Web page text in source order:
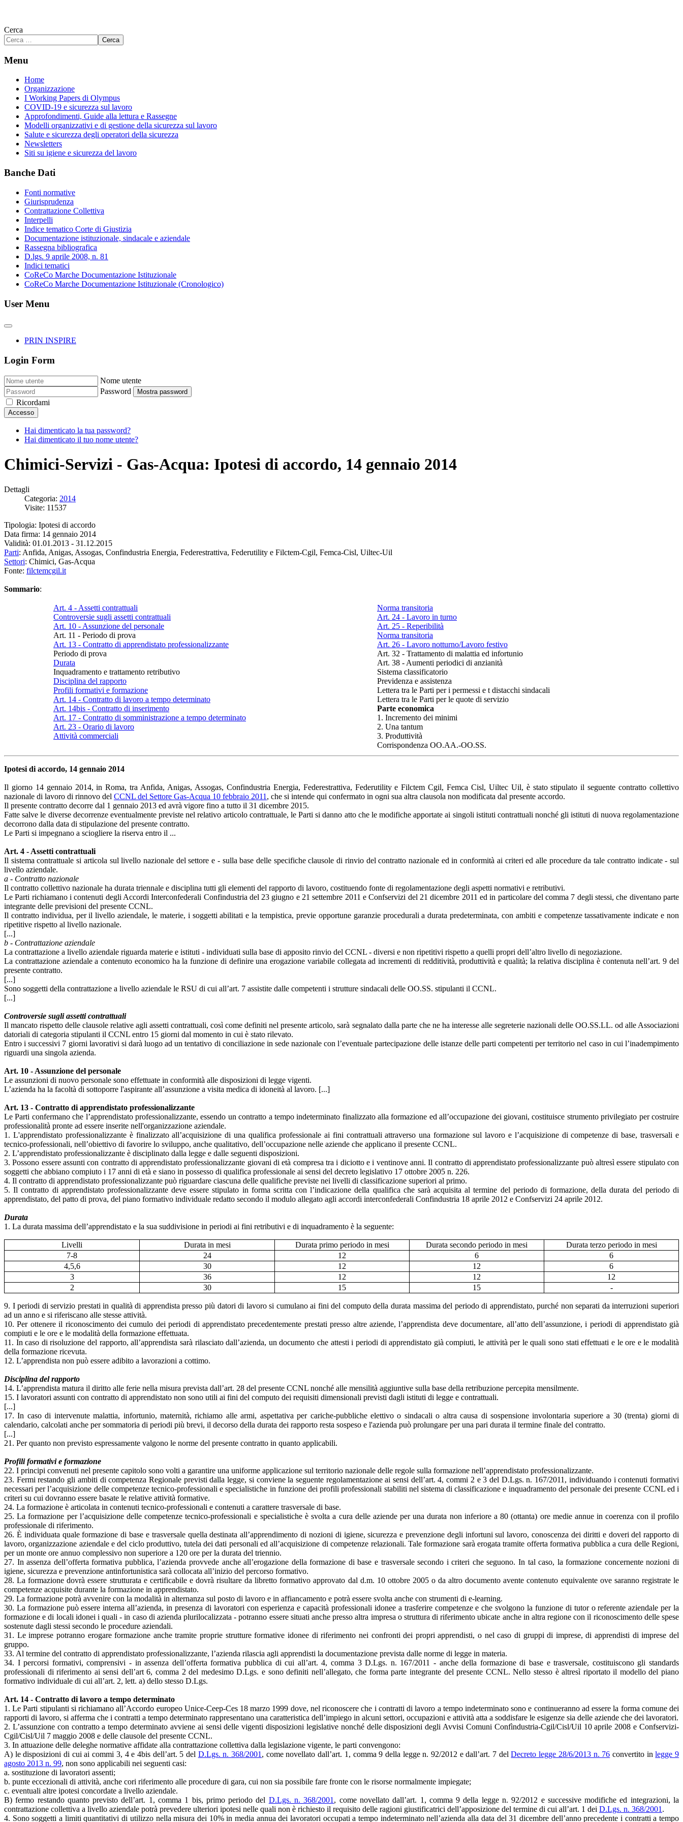
Cerca
Cerca
Menu
Home
Organizzazione
I Working Papers di Olympus
COVID-19 e sicurezza sul lavoro
Approfondimenti, Guide alla lettura e Rassegne
Modelli organizzativi e di gestione della sicurezza sul lavoro
Salute e sicurezza degli operatori della sicurezza
Newsletters
Siti su igiene e sicurezza del lavoro
Banche Dati
Fonti normative
Giurisprudenza
Contrattazione Collettiva
Interpelli
Indice tematico Corte di Giustizia
Documentazione istituzionale, sindacale e aziendale
Rassegna bibliografica
D.lgs. 9 aprile 2008, n. 81
Indici tematici
CoReCo Marche Documentazione Istituzionale
CoReCo Marche Documentazione Istituzionale (Cronologico)
User Menu
PRIN INSPIRE
Login Form
Nome utente
Password
Mostra password
Ricordami
Accesso
Hai dimenticato la tua password?
Hai dimenticato il tuo nome utente?
Chimici-Servizi - Gas-Acqua: Ipotesi di accordo, 14 gennaio 2014
Dettagli
Categoria: 2014
Visite: 11537
Tipologia: Ipotesi di accordo
Data firma: 14 gennaio 2014
Validità: 01.01.2013 - 31.12.2015
Parti: Anfida, Anigas, Assogas, Confindustria Energia, Federestrattiva, Federutility e Filctem-Cgil, Femca-Cisl, Uiltec-Uil
Settori: Chimici, Gas-Acqua
Fonte: filctemcgil.it
Sommario:
Art. 4 - Assetti contrattuali
Controversie sugli assetti contrattuali
Art. 10 - Assunzione del personale
Art. 11 - Periodo di prova
Art. 13 - Contratto di apprendistato professionalizzante
Periodo di prova
Durata
Inquadramento e trattamento retributivo
Disciplina del rapporto
Profili formativi e formazione
Art. 14 - Contratto di lavoro a tempo determinato
Art. 14bis - Contratto di inserimento
Art. 17 - Contratto di somministrazione a tempo determinato
Art. 23 - Orario di lavoro
Attività commerciali
Norma transitoria
Art. 24 - Lavoro in turno
Art. 25 - Reperibilità
Norma transitoria
Art. 26 - Lavoro notturno/Lavoro festivo
Art. 32 - Trattamento di malattia ed infortunio
Art. 38 - Aumenti periodici di anzianità
Sistema classificatorio
Previdenza e assistenza
Lettera tra le Parti per i permessi e t distacchi sindacali
Lettera tra le Parti per le quote di servizio
Parte economica
1. Incremento dei minimi
2. Una tantum
3. Produttività
Corrispondenza OO.AA.-OO.SS.
Ipotesi di accordo, 14 gennaio 2014
Il giorno 14 gennaio 2014, in Roma, tra Anfida, Anigas, Assogas, Confindustria Energia, Federestrattiva, Federutility e Filctem Cgil, Femca Cisl, Uiltec Uil, è stato stipulato il seguentecontratto collettivo
nazionale di lavoro di rinnovo del CCNL del Settore Gas-Acqua 10 febbraio 2011 , che si intende qui confermato in ogni sua altra clausola non modificata dal presente accordo.
Il presente contratto decorre dal 1 gennaio 2013 ed avrà vigore fino a tutto il 31 dicembre 2015.
Fatte salve le diverse decorrenze eventualmente previste nel relativo articolo contrattuale, le Parti si danno atto che le modifiche apportate ai singoli istituti contrattuali nonché gli istituti di nuova regolamentazione
decorrono dalla data di stipulazione del presente contratto.
Le Parti si impegnano a sciogliere la riserva entro il ...
Art. 4 - Assetti contrattuali
Il sistema contrattuale si articola sul livello nazionale del settore e - sulla base delle specifiche clausole di rinvio del contratto nazionale ed in conformità ai criteri ed alle procedure da tale contratto indicate - sul
livello aziendale.
a - Contratto nazionale
Il contratto collettivo nazionale ha durata triennale e disciplina tutti gli elementi del rapporto di lavoro, costituendo fonte di regolamentazione degli aspetti normativi e retributivi.
Le Parti richiamano i contenuti degli Accordi Interconfederali Confindustria del 23 giugno e 21 settembre 2011 e Confservizi del 21 dicembre 2011 ed in particolare del comma 7 degli stessi, che diventano parte
integrante delle previsioni del presente CCNL.
Il contratto individua, per il livello aziendale, le materie, i soggetti abilitati e la tempistica, previe opportune garanzie procedurali a durata predeterminata, con ambiti e competenze tassativamente indicate e non
ripetitive rispetto al livello nazionale.
[...]
b - Contrattazione aziendale
La contrattazione a livello aziendale riguarda materie e istituti - individuati sulla base di apposito rinvio del CCNL - diversi e non ripetitivi rispetto a quelli propri dell’altro livello di negoziazione.
La contrattazione aziendale a contenuto economico ha la funzione di definire una erogazione variabile collegata ad incrementi di redditività, produttività e qualità; la relativa disciplina è contenuta nell’art. 9 del
presente contratto.
[...]
Sono soggetti della contrattazione a livello aziendale le RSU di cui all’art. 7 assistite dalle competenti i strutture sindacali delle OO.SS. stipulanti il CCNL.
[...]
Controversie sugli assetti contrattuali
Il mancato rispetto delle clausole relative agli assetti contrattuali, così come definiti nel presente articolo, sarà segnalato dalla parte che ne ha interesse alle segreterie nazionali delle OO.SS.LL. od alle Associazioni
datoriali di categoria stipulanti il CCNL entro 15 giorni dal momento in cui è stato rilevato.
Entro i successivi 7 giorni lavorativi si darà luogo ad un tentativo di conciliazione in sede nazionale con l’eventuale partecipazione delle istanze delle parti competenti per territorio nel caso in cui l’inadempimento
riguardi una singola azienda.
Art. 10 - Assunzione del personale
Le assunzioni di nuovo personale sono effettuate in conformità alle disposizioni di legge vigenti.
L’azienda ha la facoltà di sottoporre l'aspirante all’assunzione a visita medica di idoneità al lavoro. [...]
Art. 13 - Contratto di apprendistato professionalizzante
Le Parti confermano che l’apprendistato professionalizzante, essendo un contratto a tempo indeterminato finalizzato alla formazione ed all’occupazione dei giovani, costituisce strumento privilegiato per costruire
professionalità pronte ad essere inserite nell'organizzazione aziendale.
1. L'apprendistato professionalizzante è finalizzato all’acquisizione di una qualifica professionale ai fini contrattuali attraverso una formazione sul lavoro e l’acquisizione di competenze di base, trasversali e
tecnico-professionali, nell’obiettivo di favorire lo sviluppo, anche qualitativo, dell’occupazione nelle aziende che applicano il presente CCNL.
2. L’apprendistato professionalizzante è disciplinato dalla legge e dalle seguenti disposizioni.
3. Possono essere assunti con contratto di apprendistato professionalizzante giovani di età compresa tra i diciotto e i ventinove anni. Il contratto di apprendistato professionalizzante può altresì essere stipulato con
soggetti che abbiano compiuto i 17 anni di età e siano in possesso di qualifica professionale ai sensi del decreto legislativo 17 ottobre 2005 n. 226.
4. Il contratto di apprendistato professionalizzante può riguardare ciascuna delle qualifiche previste nei livelli di classificazione superiori al primo.
5. Il contratto di apprendistato professionalizzante deve essere stipulato in forma scritta con l’indicazione della qualifica che sarà acquisita al termine del periodo di formazione, della durata del periodo di
apprendistato, del patto di prova, del piano formativo individuale redatto secondo il modulo allegato agli accordi interconfederali Confindustria 18 aprile 2012 e Confservizi 24 aprile 2012.
Durata
1. La durata massima dell’apprendistato e la sua suddivisione in periodi ai fini retributivi e di inquadramento è la seguente:
Livelli Durata in mesi Durata primo periodo in mesi Durata secondo periodo in mesi
Durata terzo periodo in mesi
7-8
24 12 6
6
4,5,6
30 12 12
6
3
36 12 12
12
2
30 15 15 -
9. I periodi di servizio prestati in qualità di apprendista presso più datori di lavoro si cumulano ai fini del computo della durata massima del periodo di apprendistato, purché non separati da interruzioni superiori
ad un anno e si riferiscano alle stesse attività.
10. Per ottenere il riconoscimento dei cumulo dei periodi di apprendistato precedentemente prestati presso altre aziende, l’apprendista deve documentare, all’atto dell’assunzione, i periodi di apprendistato già
compiuti e le ore e le modalità della formazione effettuata.
11. In caso di risoluzione del rapporto, all’apprendista sarà rilasciato dall’azienda, un documento che attesti i periodi di apprendistato già compiuti, le attività per le quali sono stati effettuati e le ore e le modalità
della formazione ricevuta.
12. L’apprendista non può essere adibito a lavorazioni a cottimo.
Disciplina del rapporto
14. L’apprendista matura il diritto alle ferie nella misura prevista dall’art. 28 del presente CCNL nonché alle mensilità aggiuntive sulla base della retribuzione percepita mensilmente.
15. I lavoratori assunti con contratto di apprendistato non sono utili ai fini del computo dei requisiti dimensionali previsti dagli istituti di legge e contrattuali.
[...]
17. In caso di intervenute malattia, infortunio, maternità, richiamo alle armi, aspettativa per cariche-pubbliche elettivo o sindacali o altra causa di sospensione involontaria superiore a 30 (trenta) giorni di
calendario, calcolati anche per sommatoria di periodi più brevi, il decorso della durata dei rapporto resta sospeso e l'azienda può prolungare per una pari durata il termine finale del contratto.
[...]
21. Per quanto non previsto espressamente valgono le norme del presente contratto in quanto applicabili.
Profili formativi e formazione
22. I principi convenuti nel presente capitolo sono volti a garantire una uniforme applicazione sul territorio nazionale delle regole sulla formazione nell’apprendistato professionalizzante.
23. Fermi restando gli ambiti di competenza Regionale previsti dalla legge, si conviene la seguente regolamentazione ai sensi dell’art. 4, commi 2 e 3 del D.Lgs. n. 167/2011, individuando i contenuti formativi
necessari per l’acquisizione delle competenze tecnico-professionali e specialistiche in funzione dei profili professionali stabiliti nel sistema di classificazione e inquadramento del personale dei presente CCNL ed i
criteri su cui dovranno essere basate le relative attività formative.
24. La formazione è articolata in contenuti tecnico-professionali e contenuti a carattere trasversale di base.
25. La formazione per l’acquisizione delle competenze tecnico-professionali e specialistiche è svolta a cura delle aziende per una durata non inferiore a 80 (ottanta) ore medie annue in coerenza con il profilo
professionale di riferimento.
26. È individuata quale formazione di base e trasversale quella destinata all’apprendimento di nozioni di igiene, sicurezza e prevenzione degli infortuni sul lavoro, conoscenza dei diritti e doveri del rapporto di
lavoro, organizzazione aziendale e del ciclo produttivo, tutela dei dati personali ed all’acquisizione di competenze relazionali. Tale formazione sarà erogata tramite offerta formativa pubblica a cura delle Regioni,
per un monte ore annuo complessivo non superiore a 120 ore per la durata del triennio.
27. In assenza dell’offerta formativa pubblica, l’azienda provvede anche all’erogazione della formazione di base e trasversale secondo i criteri che seguono. In tal caso, la formazione concernente nozioni di
igiene, sicurezza e prevenzione antinfortunistica sarà collocata all’inizio del percorso formativo.
28. La formazione dovrà essere strutturata e certificabile e dovrà risultare da libretto formativo approvato dal d.m. 10 ottobre 2005 o da altro documento avente contenuto equivalente ove saranno registrate le
competenze acquisite durante la formazione in apprendistato.
29. La formazione potrà avvenire con la modalità in alternanza sul posto di lavoro e in affiancamento e potrà essere svolta anche con strumenti di e-learning.
30. La formazione può essere interna all’azienda, in presenza di lavoratori con esperienza e capacità professionali idonee a trasferire competenze e che svolgono la funzione di tutor o referente aziendale per la
formazione e di locali idonei i quali - in caso di azienda plurilocalizzata - potranno essere situati anche presso altra impresa o struttura di riferimento ubicate anche in altra regione con il riconoscimento delle spese
sostenute dagli stessi secondo le procedure aziendali.
31. Le imprese potranno erogare formazione anche tramite proprie strutture formative idonee di riferimento nei confronti dei propri apprendisti, o nel caso di gruppi di imprese, di apprendisti di imprese del
gruppo.
33. Al termine del contratto di apprendistato professionalizzante, l’azienda rilascia agli apprendisti la documentazione prevista dalle norme di legge in materia.
34. I percorsi formativi, comprensivi - in assenza dell’offerta formativa pubblica di cui all’art. 4, comma 3 D.Lgs. n. 167/2011 - anche della formazione di base e trasversale, costituiscono gli standards
professionali di riferimento ai sensi dell’art 6, comma 2 del medesimo D.Lgs. e sono definiti nell’allegato, che forma parte integrante del presente CCNL. Nello stesso è altresì riportato il modello del piano
formativo individuale di cui all’art. 2, lett. a) dello stesso D.Lgs.
Art. 14 - Contratto di lavoro a tempo determinato
1. Le Parti stipulanti si richiamano all’Accordo europeo Unice-Ceep-Ces 18 marzo 1999 dove, nel riconoscere che i contratti di lavoro a tempo indeterminato sono e continueranno ad essere la forma comune dei
rapporti di lavoro, si afferma che i contratti a tempo determinato rappresentano una caratteristica dell’impiego in alcuni settori, occupazioni e attività atta a soddisfare le esigenze sia delle aziende che dei lavoratori.
2. L’assunzione con contratto a tempo determinato avviene ai sensi delle vigenti disposizioni legislative nonché delle disposizioni degli Avvisi Comuni Confìndustria-Cgil/Cisl/Uil 10 aprile 2008 e Confservizi-
Cgil/Cisl/Uil 7 maggio 2008 e delle clausole del presente CCNL.
3. In attuazione delle deleghe normative affidate alla contrattazione collettiva dalla legislazione vigente, le parti convengono:
A) le disposizioni di cui ai commi 3, 4 e 4bis dell’art. 5 del D.Lgs. n. 368/2001 , come novellato dall’art. 1, comma 9 della legge n. 92/2012 e dall’art. 7 delDecreto legge 28/6/2013 n. 76 convertito inlegge 9
agosto 2013 n. 99, non sono applicabili nei seguenti casi:
a. sostituzione di lavoratori assenti;
b. punte eccezionali di attività, anche cori riferimento alle procedure di gara, cui non sia possibile fare fronte con le risorse normalmente impiegate;
c. eventuali altre ipotesi concordate a livello aziendale.
B) fermo restando quanto previsto dell’art. 1, comma 1 bis, primo periodo del D.Lgs. n. 368/2001 , come novellato dall’art. 1, comma 9 della legge n. 92/2012 e successive modifiche ed integrazioni, la
contrattazione collettiva a livello aziendale potrà prevedere ulteriori ipotesi nelle quali non è richiesto il requisito delle ragioni giustificatrici dell’apposizione del termine di cui all’art. 1 dei D.Lgs. n. 368/2001 .
4. Sono soggetti a limiti quantitativi di utilizzo nella misura dei 10% in media annua dei lavoratori occupati a tempo indeterminato nell’azienda alla data del 31 dicembre dell’anno precedente i contratti a tempo